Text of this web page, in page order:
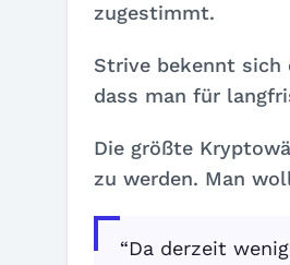
zugestimmt.
Strive bekennt
dass man für
Die größte
zu werden. Man
“Da derzeit